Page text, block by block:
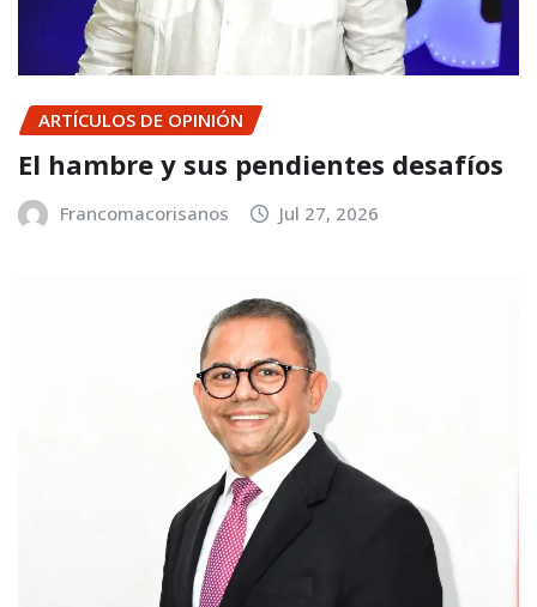
ARTÍCULOS DE OPINIÓN
El hambre y sus pendientes desafíos
Francomacorisanos Jul 27, 2026